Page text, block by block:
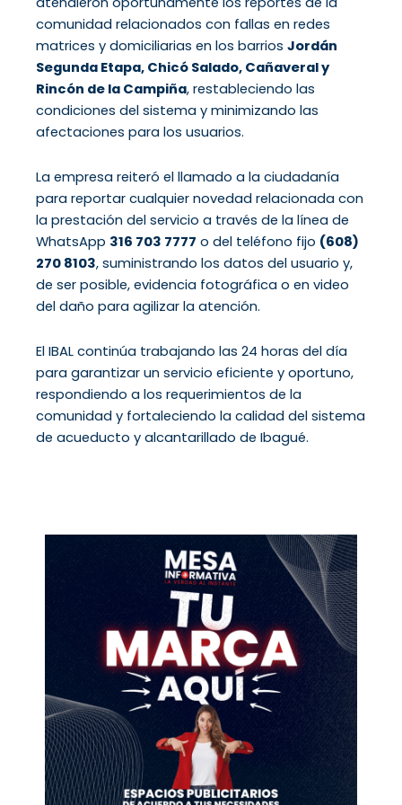
comunidad relacionados con fallas en redes
matrices y domiciliarias en los barrios Jordán
Segunda Etapa, Chicó Salado, Cañaveral y
Rincón de la Campiña, restableciendo las
condiciones del sistema y minimizando las
afectaciones para los usuarios.
La empresa reiteró el llamado a la ciudadanía
para reportar cualquier novedad relacionada con
la prestación del servicio a través de la línea de
WhatsApp 316 703 7777 o del teléfono fijo (608)
270 8103, suministrando los datos del usuario y,
de ser posible, evidencia fotográfica o en video
del daño para agilizar la atención.
El IBAL continúa trabajando las 24 horas del día
para garantizar un servicio eficiente y oportuno,
respondiendo a los requerimientos de la
comunidad y fortaleciendo la calidad del sistema
de acueducto y alcantarillado de Ibagué.